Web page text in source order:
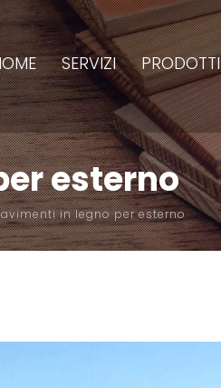
SERVIZI PRODOTTI
esterno
in legno per esterno